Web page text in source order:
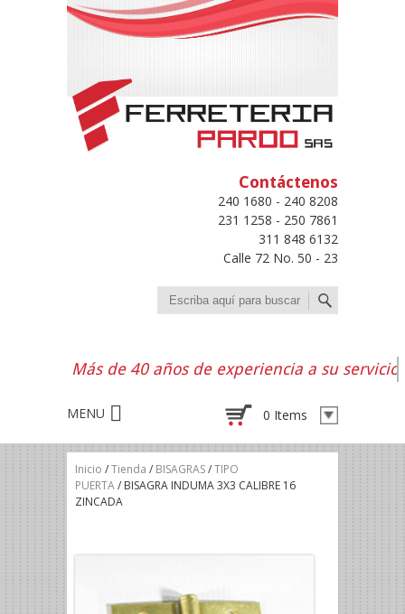
Contáctenos
240 1680 - 240 8208
231 1258 - 250 7861
311 848 6132
Calle 72 No. 50 - 23
Buscar
Más de 40 años de experiencia a su servicio
0 Items
Inicio /Tienda / BISAGRAS/TIPO
PUERTA/ BISAGRA INDUMA 3X3 CALIBRE 16
ZINCADA